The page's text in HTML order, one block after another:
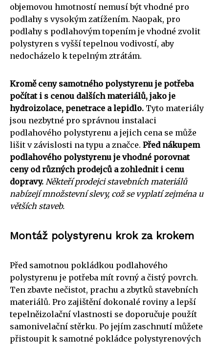
objemovou hmotností nemusí být vhodné pro
podlahy s vysokým zatížením. Naopak, pro
podlahy s podlahovým topením je vhodné zvolit
polystyren s vyšší tepelnou vodivostí, aby
nedocházelo k tepelným ztrátám.
Kromě ceny samotného polystyrenu je potřeba
počítat i s cenou dalších materiálů, jako je
hydroizolace, penetrace a lepidlo. Tyto materiály
jsou nezbytné pro správnou instalaci
podlahového polystyrenu a jejich cena se může
lišit v závislosti na typu a značce. Před nákupem
podlahového polystyrenu je vhodné porovnat
ceny od různých prodejců a zohlednit i cenu
dopravy. Někteří prodejci stavebních materiálů
nabízejí množstevní slevy, což se vyplatí zejména u
větších staveb.
Montáž polystyrenu krok za krokem
Před samotnou pokládkou podlahového
polystyrenu je potřeba mít rovný a čistý povrch.
Ten zbavte nečistot, prachu a zbytků stavebních
materiálů. Pro zajištění dokonalé roviny a lepší
tepelněizolační vlastnosti se doporučuje použít
samonivelační stěrku. Po jejím zaschnutí můžete
přistoupit k samotné pokládce polystyrenových